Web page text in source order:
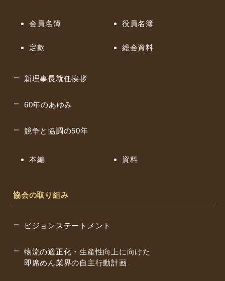
会員名簿 役員名簿
定款 総会資料
新理事長就任挨拶
60年のあゆみ
競争と協調の50年
本編 資料
協会の取り組み
ビジョンステートメント
物流の適正化・生産性向上に向けた
即席めん業界の自主行動計画